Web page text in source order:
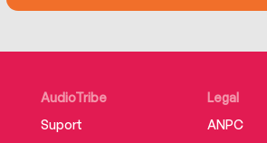
childhood and adolescence
AudioTribe
Suport
Legal
ANPC